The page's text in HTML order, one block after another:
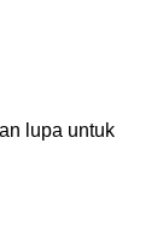
lupa untuk